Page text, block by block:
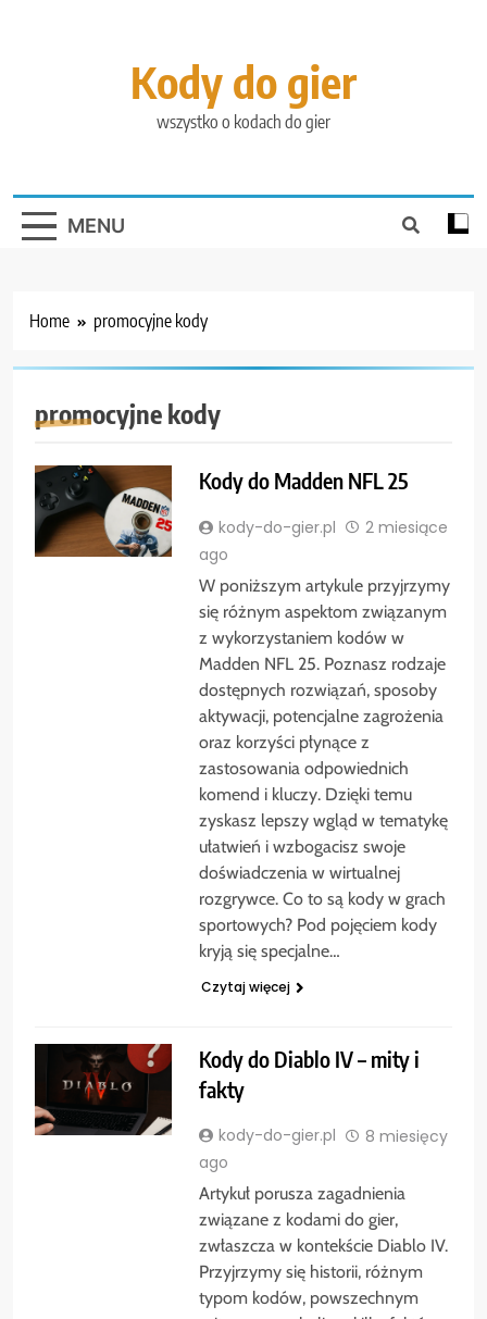
Kody do gier
wszystko o kodach do gier
MENU
Home promocyjne kody
promocyjne kody
Kody do Madden NFL 25
kody-do-gier.pl
2 miesiące
ago
W poniższym artykule przyjrzymy
się różnym aspektom związanym
z wykorzystaniem kodów w
Madden NFL 25. Poznasz rodzaje
dostępnych rozwiązań, sposoby
aktywacji, potencjalne zagrożenia
oraz korzyści płynące z
zastosowania odpowiednich
komend i kluczy. Dzięki temu
zyskasz lepszy wgląd w tematykę
ułatwień i wzbogacisz swoje
doświadczenia w wirtualnej
rozgrywce. Co to są kody w grach
sportowych? Pod pojęciem kody
kryją się specjalne…
Czytaj więcej
Kody do Diablo IV – mity i
fakty
kody-do-gier.pl
8 miesięcy
ago
Artykuł porusza zagadnienia
związane z kodami do gier,
zwłaszcza w kontekście Diablo IV.
Przyjrzymy się historii, różnym
typom kodów, powszechnym